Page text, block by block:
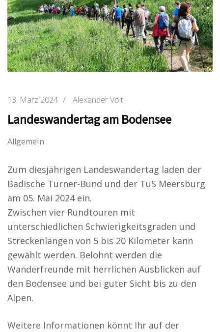
13. März 2024 / Alexander Voit
Landeswandertag am Bodensee
Allgemein
Zum diesjährigen Landeswandertag laden der
Badische Turner-Bund und der TuS Meersburg
am 05. Mai 2024 ein.
Zwischen vier Rundtouren mit
unterschiedlichen Schwierigkeitsgraden und
Streckenlängen von 5 bis 20 Kilometer kann
gewählt werden. Belohnt werden die
Wanderfreunde mit herrlichen Ausblicken auf
den Bodensee und bei guter Sicht bis zu den
Alpen.
Weitere Informationen könnt Ihr auf der